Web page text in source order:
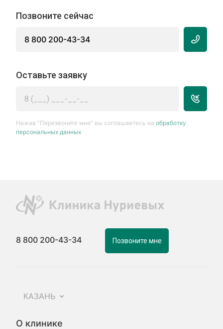
Позвоните сейчас
8 800 200-43-34
Оставьте заявку
Нажав “Перезвоните мне” вы соглашаетесь наобработку
персональных данных
8 800 200-43-34 Позвоните мне
КАЗАНЬ
О клинике